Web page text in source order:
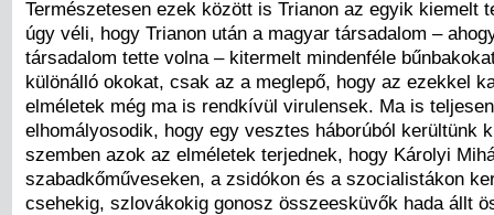
Természetesen ezek között is Trianon az egyik kiemelt
úgy véli, hogy Trianon után a magyar társadalom –
társadalom tette volna – kitermelt mindenféle
különálló okokat, csak az a meglepő, hogy az ezekkel
elméletek még ma is rendkívül virulensek. Ma is teljesen
elhomályosodik, hogy egy vesztes háborúból kerültünk
szemben azok az elméletek terjednek, hogy Károlyi
szabadkőműveseken, a zsidókon és a szocialistákon
csehekig, szlovákokig gonosz összeesküvők hada állt